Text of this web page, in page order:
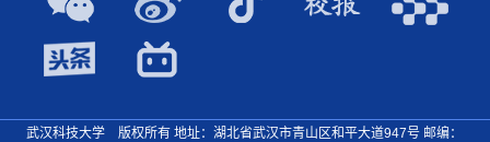
武汉科技大学 版权所有 地址：湖北省武汉市青山区和平大道947号 邮编：